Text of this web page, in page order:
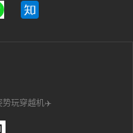
势玩穿越机✈️